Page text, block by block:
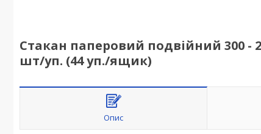
Стакан паперовий подвійний 300
шт/уп. (44 уп./ящик)
Опис